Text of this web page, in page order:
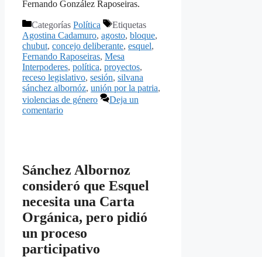
Fernando González Raposeiras.
Categorías Política
Etiquetas
Agostina Cadamuro, agosto, bloque,
chubut, concejo deliberante, esquel,
Fernando Raposeiras, Mesa
Interpoderes, política, proyectos,
receso legislativo, sesión, silvana
sánchez albornóz, unión por la patria,
violencias de género
Deja un
comentario
Sánchez Albornoz
consideró que Esquel
necesita una Carta
Orgánica, pero pidió
un proceso
participativo